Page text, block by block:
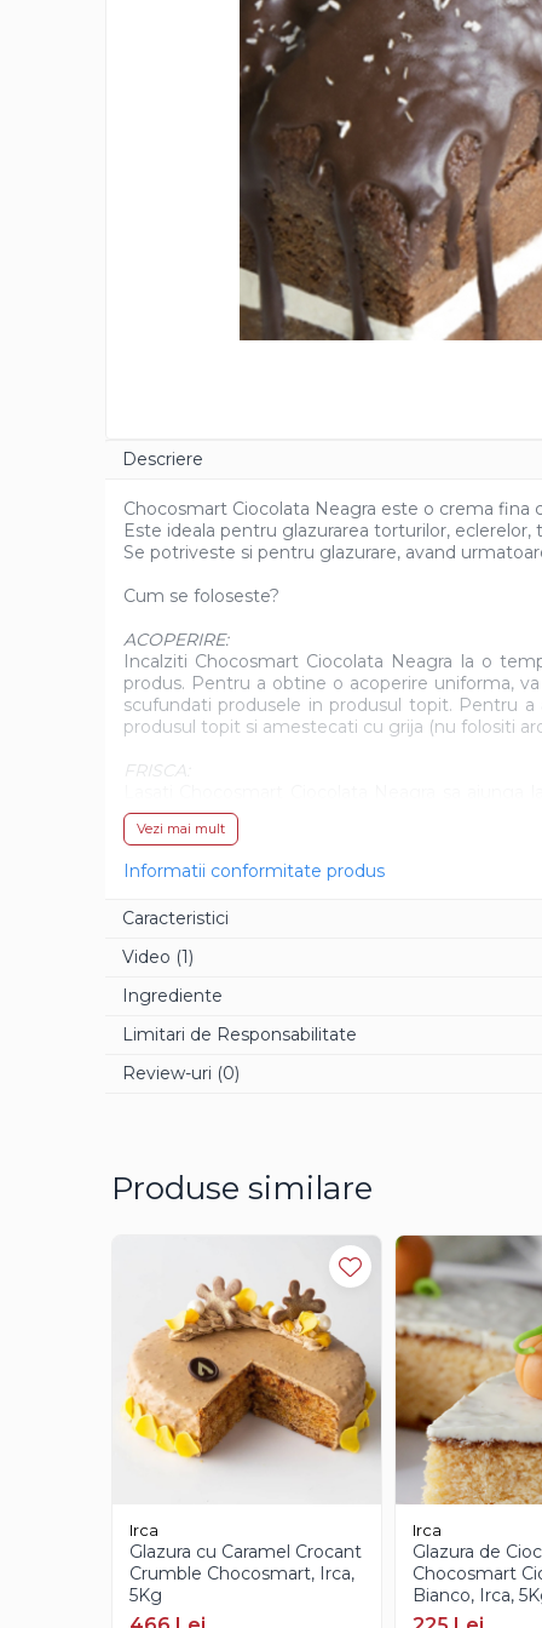
Compot si Cocktail
Aroma Vanilie
Aroma Lamaie
Crocant / Crumble
Spray Antilipire Tavi
Creme, Glazuri, Paste
Creme Umpluturi
Creme inainte Coacere
Creme dupa Coacere
Creme Gianduia
Glazura Oglinda
Paste Inghetata cu Lapte
Creme Tartinabile
Creme de Fructe
Umpluturi de Fructe
Paste Aromatizante
Pasta de Fistic
Pasta de Vanilie
Descriere
Chocosmart Ciocolata Neagra este o crema
Este ideala pentru glazurarea torturilor,
Se potriveste si pentru glazurare, avand
Cum se foloseste?
ACOPERIRE:
Incalziti Chocosmart Ciocolata Neagra la o
produs. Pentru a obtine o acoperire uniforma,
scufundati produsele in produsul topit. Pentru
produsul topit si amestecati cu grija (nu folositi
FRISCA:
pana cand volumul s-a dublat. Suprasolicitarea
aromatizati produsul, va recomandam sa
Frisca obtinuta cu Chocosmart Ciocolata
excelenta de praline rafinate. Pentru aceasta
500W) la o temperatura de 32-34°C.
Vezi mai mult
Informatii conformitate produs
Caracteristici
Video (1)
Ingrediente
Limitari de Responsabilitate
Review-uri (0)
Produse similare
Irca
Glazura cu Caramel Crocant
Crumble Chocosmart, Irca,
5Kg
Irca
Glazura de
Chocosmart
Bianco, Irca,